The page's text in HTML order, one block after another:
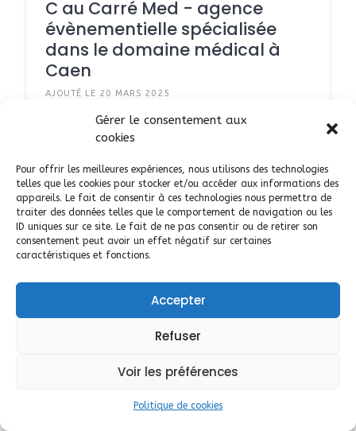
Gérer le consentement aux
cookies
Pour offrir les meilleures expériences, nous utilisons des technologies
telles que les cookies pour stocker et/ou accéder aux informations des
appareils. Le fait de consentir à ces technologies nous permettra de
traiter des données telles que le comportement de navigation ou les
ID uniques sur ce site. Le fait de ne pas consentir ou de retirer son
consentement peut avoir un effet négatif sur certaines
caractéristiques et fonctions.
Accepter
Refuser
Voir les préférences
Politique de cookies
C au Carré Med - agence
évènementielle spécialisée
dans le domaine médical à
Caen
AJOUTÉ LE 20 MARS 2025
Caen